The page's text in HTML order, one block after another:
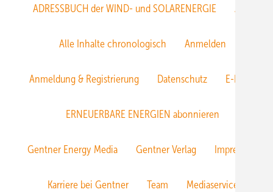
ADRESSBUCH der WIND- und SOLARENERGIE AGB
Alle Inhalte chronologisch Anmelden
Anmeldung & Registrierung Datenschutz E-Paper
ERNEUERBARE ENERGIEN abonnieren
Gentner Energy Media Gentner Verlag Impressum
Karriere bei Gentner Team Mediaservice